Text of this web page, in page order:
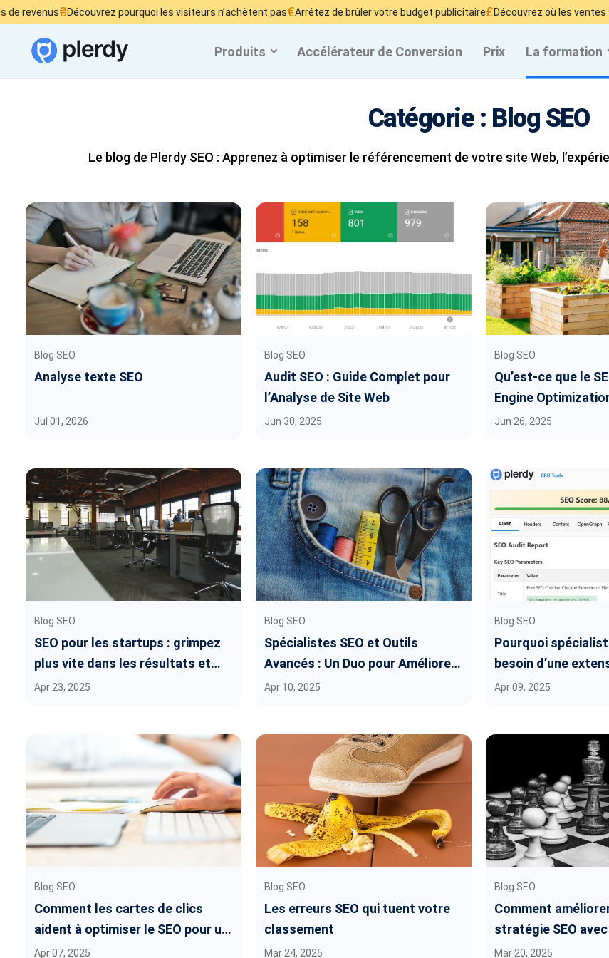
₴Découvrez pourquoi les visiteurs n’achètent pas€Arrêtez de brûler votre budget publicitaire£Découvrez où les ventes se
Produits Accélérateur de Conversion Prix La formation
Catégorie : Blog SEO
Le blog de Plerdy SEO : Apprenez à optimiser le référencement de votre site Web,
Blog SEO
Analyse texte SEO
Jul 01, 2026
Blog SEO
Audit SEO : Guide Complet pour
l’Analyse de Site Web
Jun 30, 2025
Blog SEO
Qu’est-ce que le
Engine
Jun 26, 2025
Blog SEO
SEO pour les startups : grimpez
plus vite dans les résultats et
captez plus de trafic
Apr 23, 2025
Blog SEO
Spécialistes SEO et Outils
Avancés : Un Duo pour Améliorer
le Classement
Apr 10, 2025
Blog SEO
Pourquoi
besoin d’une
dédiée au SEO
Apr 09, 2025
Blog SEO
Comment les cartes de clics
aident à optimiser le SEO pour un
engagement plus élevé
Apr 07, 2025
Blog SEO
Les erreurs SEO qui tuent votre
classement
Mar 24, 2025
Blog SEO
Comment
stratégie SEO
vérification SEO de
Mar 20, 2025